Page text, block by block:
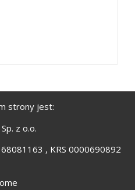
strony jest:
z o.o.
, KRS 0000690892